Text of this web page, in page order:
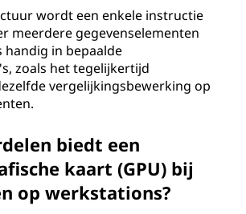
wordt een enkele instructie
meerdere gegevenselementen
handig in bepaalde
zoals het tegelijkertijd
vergelijkingsbewerking op
biedt een
kaart (GPU) bij
op werkstations?